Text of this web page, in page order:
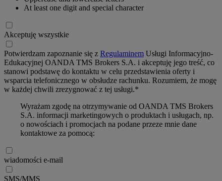
At least one digit and special character
Akceptuję wszystkie
Potwierdzam zapoznanie się z Regulaminem Usługi Informacyjno-
Edukacyjnej OANDA TMS Brokers S.A. i akceptuję jego treść, co
stanowi podstawę do kontaktu w celu przedstawienia oferty i
wsparcia telefonicznego w obsłudze rachunku. Rozumiem, że mogę
w każdej chwili zrezygnować z tej usługi.*
Wyrażam zgodę na otrzymywanie od OANDA TMS Brokers
S.A. informacji marketingowych o produktach i usługach, np.
o nowościach i promocjach na podane przeze mnie dane
kontaktowe za pomocą:
wiadomości e-mail
SMS/MMS